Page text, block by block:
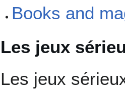
Books and
Les jeux
Les jeux